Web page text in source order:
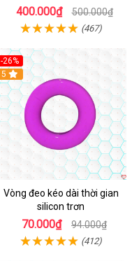
400.000₫ 500.000₫
(467)
-26%
5
Vòng đeo kéo dài thời gian
silicon trơn
70.000₫ 94.000₫
(412)